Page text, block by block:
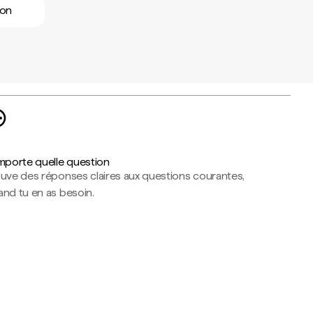
quelle question
des réponses claires aux questions courantes,
tu en as besoin.